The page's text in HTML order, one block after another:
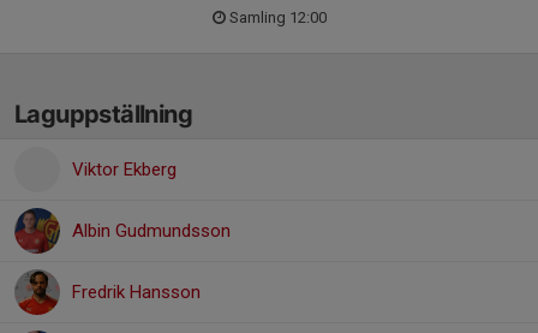
Samling 12:00
Laguppställning
Viktor Ekberg
Albin Gudmundsson
Fredrik Hansson